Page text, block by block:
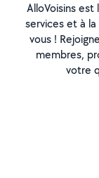
AlloVoisins
services et à
vous !
membres,
votre